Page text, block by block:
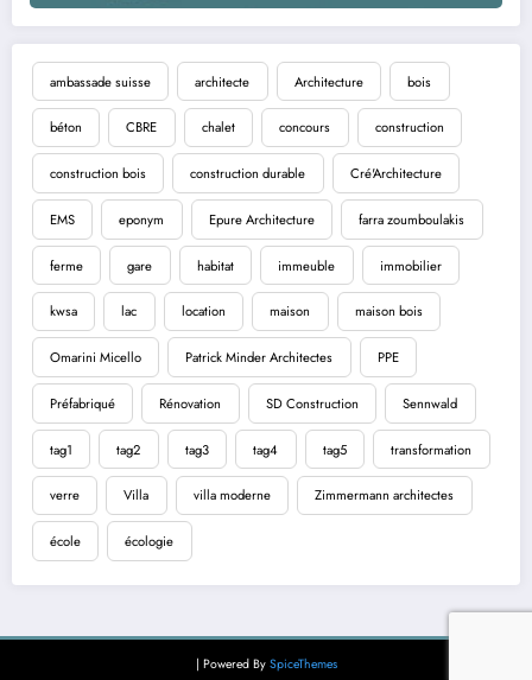
ambassade suisse architecte Architecture bois
béton CBRE chalet concours construction
construction bois construction durable Cré'Architecture
EMS eponym Epure Architecture farra zoumboulakis
ferme gare habitat immeuble immobilier
kwsa lac location maison maison bois
Omarini Micello Patrick Minder Architectes PPE
Préfabriqué Rénovation SD Construction Sennwald
tag1 tag2 tag3 tag4 tag5 transformation
verre Villa villa moderne Zimmermann architectes
école écologie
| Powered By SpiceThemes